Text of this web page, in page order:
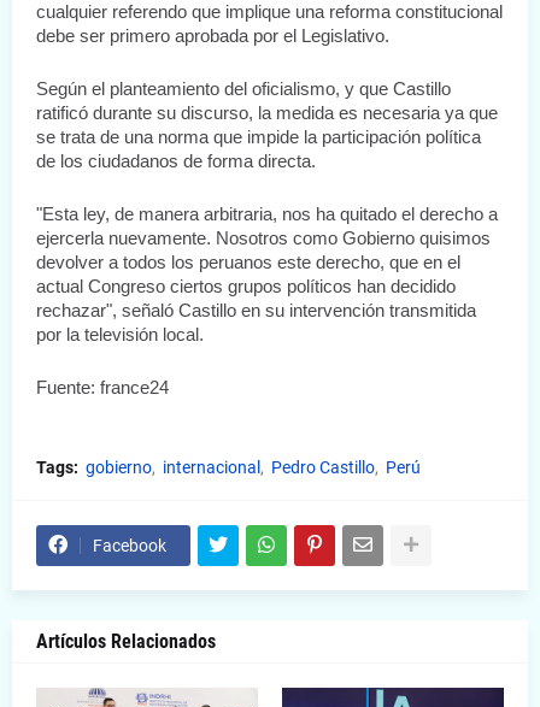
cualquier referendo que implique una reforma constitucional
debe ser primero aprobada por el Legislativo.
Según el planteamiento del oficialismo, y que Castillo
ratificó durante su discurso, la medida es necesaria ya que
se trata de una norma que impide la participación política
de los ciudadanos de forma directa.
"Esta ley, de manera arbitraria, nos ha quitado el derecho a
ejercerla nuevamente. Nosotros como Gobierno quisimos
devolver a todos los peruanos este derecho, que en el
actual Congreso ciertos grupos políticos han decidido
rechazar", señaló Castillo en su intervención transmitida
por la televisión local.
Fuente: france24
Tags: gobierno internacional Pedro Castillo Perú
Facebook
Artículos Relacionados